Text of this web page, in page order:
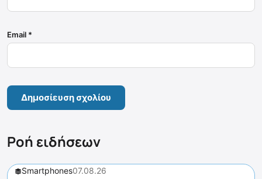
Email *
Ροή ειδήσεων
Smartphones07.08.26